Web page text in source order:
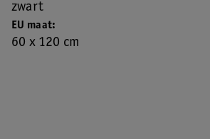
EU maat
60 x 120 cm
zwart